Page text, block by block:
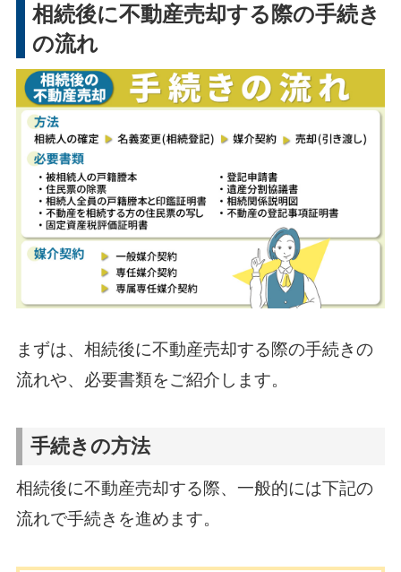
相続後に不動産売却する際の手続き
の流れ
まずは、相続後に不動産売却する際の手続きの
流れや、必要書類をご紹介します。
手続きの方法
相続後に不動産売却する際、一般的には下記の
流れで手続きを進めます。